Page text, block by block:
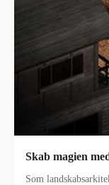
Skab magien
Som